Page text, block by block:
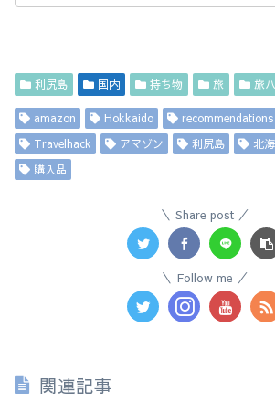
利尻島 国内 持ち物 旅 旅
amazon Hokkaido recommendations
Travelhack
アマゾン 利尻島 北
購入品
Share post
Follow me
関連記事